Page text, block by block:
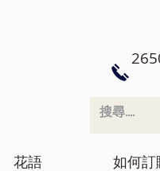
花語 如何訂